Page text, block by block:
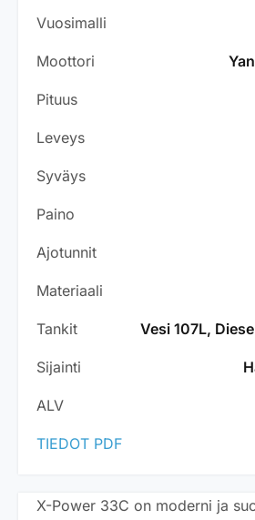
Vuosimalli
Moottori
Pituus
Leveys
Syväys
Paino
Ajotunnit
Materiaali
Tankit Vesi 107L,
Sijainti
ALV
TIEDOT PDF
X-Power 33C on moderni ja